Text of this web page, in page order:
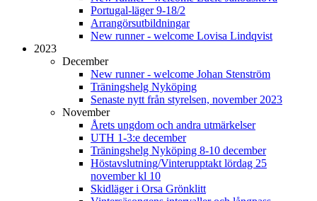
Portugal-läger 9-18/2
Arrangörsutbildningar
New runner - welcome Lovisa Lindqvist
2023
December
New runner - welcome Johan Stenström
Träningshelg Nyköping
Senaste nytt från styrelsen, november 2023
November
Årets ungdom och andra utmärkelser
UTH 1-3:e december
Träningshelg Nyköping 8-10 december
Höstavslutning/Vinterupptakt lördag 25
november kl 10
Skidläger i Orsa Grönklitt